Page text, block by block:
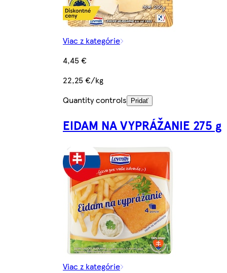
Viac z kategórie
4,45 €
22,25 €/kg
Quantity controls
Pridať
EIDAM NA VYPRÁŽANIE 275 g
Viac z kategórie